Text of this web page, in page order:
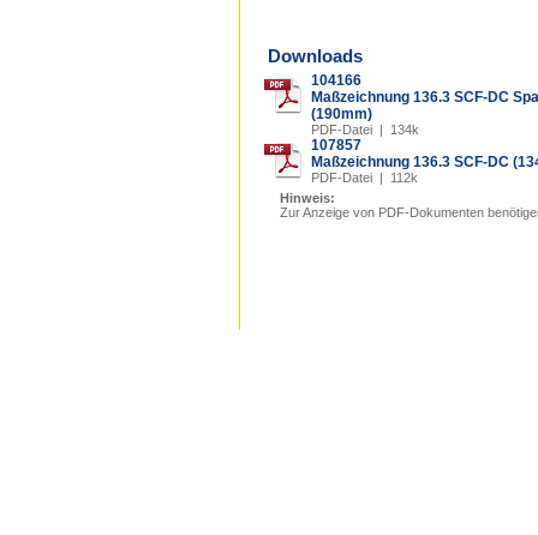
Downloads
104166
Maßzeichnung 136.3 SCF-DC
(190mm)
PDF-Datei | 134k
107857
Maßzeichnung 136.3 SCF-DC
PDF-Datei | 112k
Hinweis:
Zur Anzeige von PDF-Dokumenten